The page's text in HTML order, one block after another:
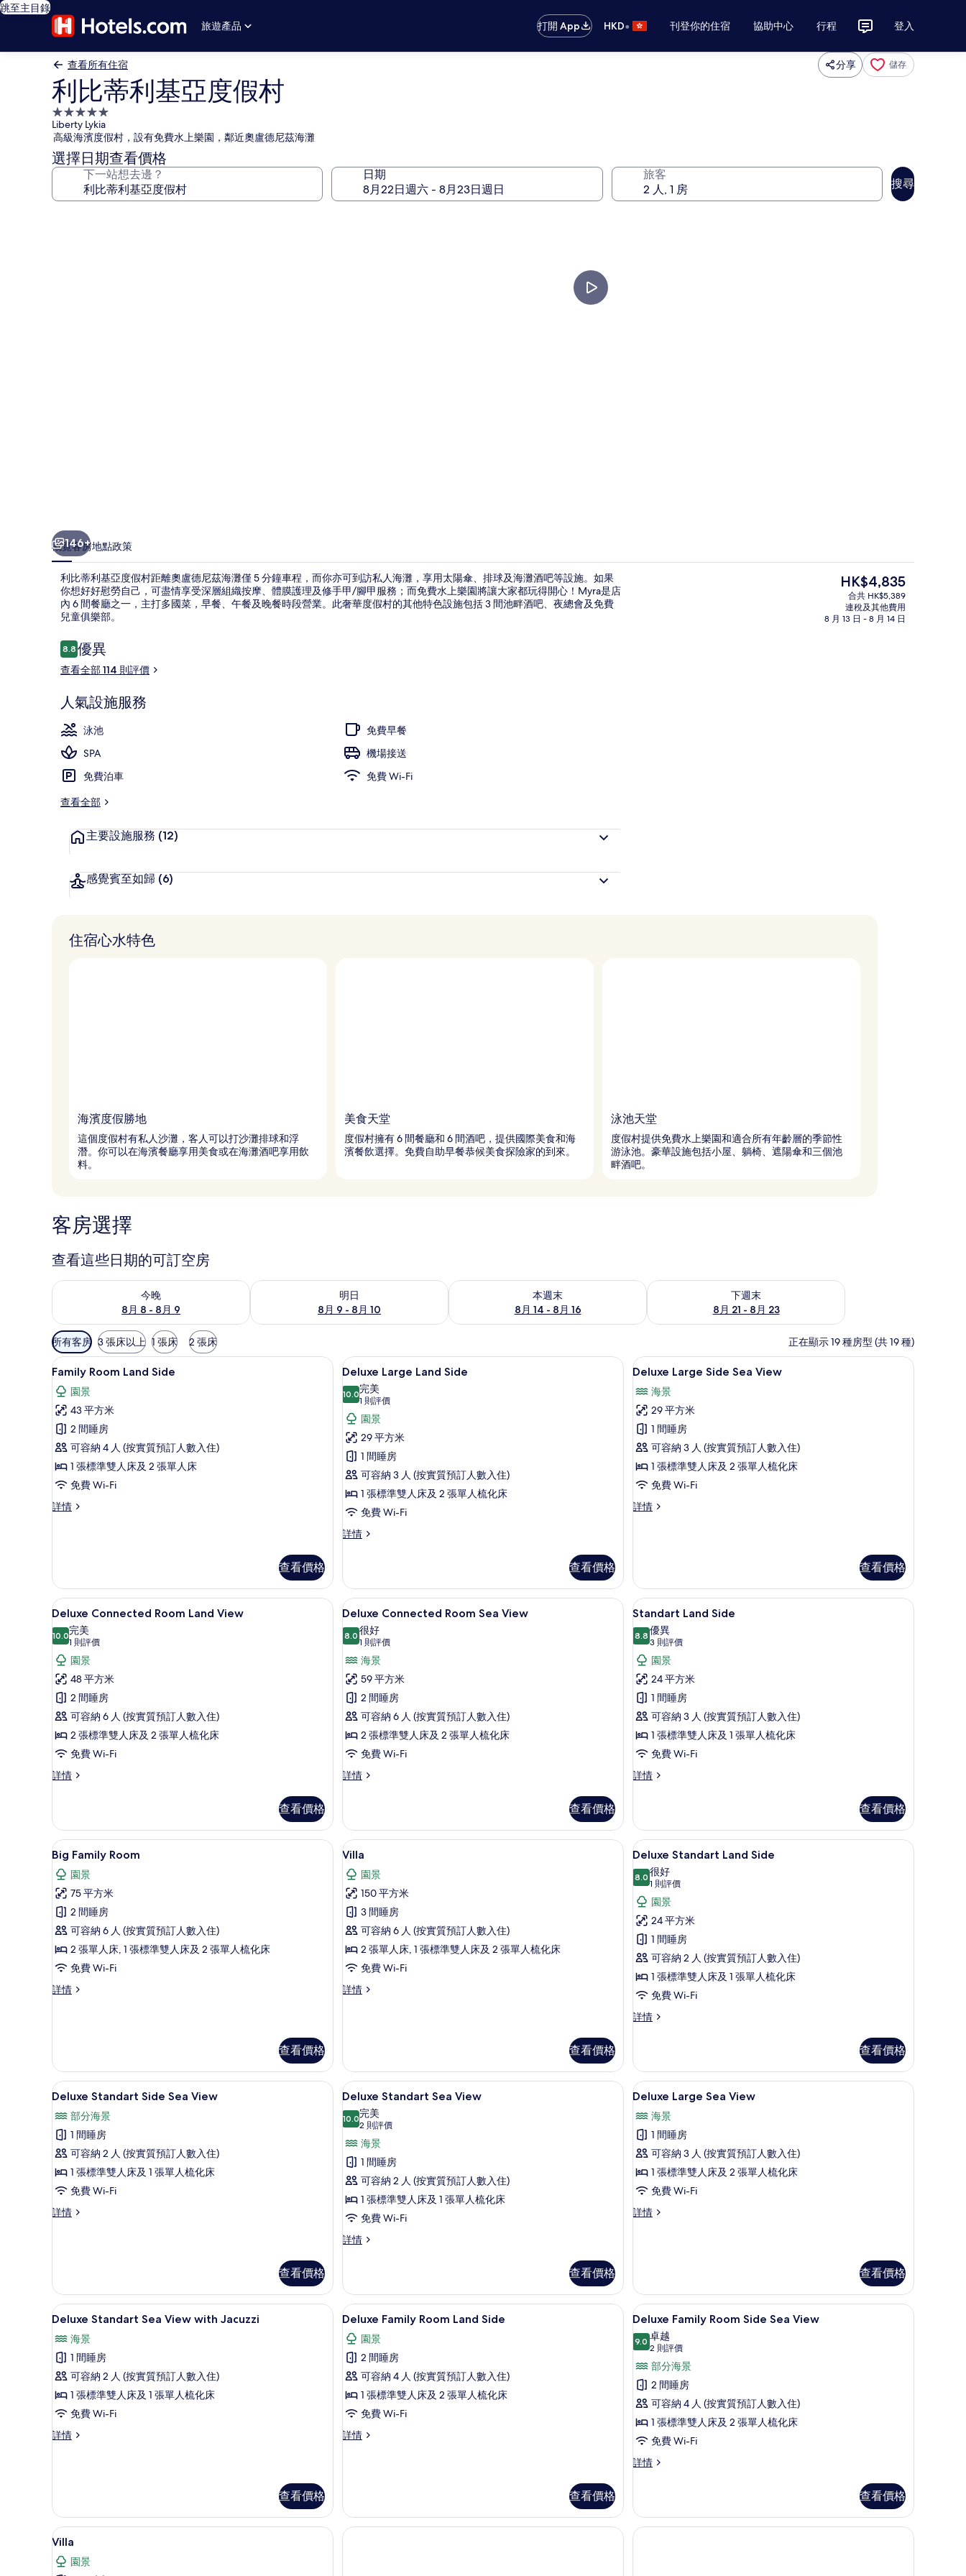
跳至主目錄
旅遊產品
打開 App HKD• 刊登你的住宿 協助中心 行程 登入
查看所有住宿 分享 儲存
利比蒂利基亞度假村
5.0
星
級
住
宿
Liberty Lykia
高級海濱度假村，設有免費水上樂園，鄰近奧盧德尼茲海灘
選擇日期查看價格
下一站想去邊？ 日期 旅客
搜尋
私人海灘、躺椅、太陽傘、沙灘巾
146+
概覽客房地點政策
利比蒂利基亞度假村距離奧盧德尼茲海灘僅 5 分鐘車程，而你亦可到訪私人海灘，享用太陽傘、排球及海灘酒吧等設施。如果
你想好好慰勞自己，可盡情享受深層組織按摩、體膜護理及修手甲/腳甲服務；而免費水上樂園將讓大家都玩得開心！Myra是店
內 6 間餐廳之一，主打多國菜，早餐、午餐及晚餐時段營業。此奢華度假村的其他特色設施包括 3 間池畔酒吧、夜總會及免費
兒童俱樂部。
評
價
8.88.8 分，滿分 10 分，
優異
查看全部 114 則評價
人氣設施服務
泳池
免費早餐
SPA
機場接送
免費泊車
免費 Wi-Fi
查看全部
主要設施服務 (12)
感覺賓至如歸 (6)
現
價
HK$4,835
HK$4,835
合共 HK$5,389
連稅及其他費用
8 月 13 日 - 8 月 14 日
住宿心水特色
海濱度假勝地
這個度假村有私人沙灘，客人可以打沙灘排球和浮
潛。你可以在海濱餐廳享用美食或在海灘酒吧享用飲
料。
美食天堂
度假村擁有 6 間餐廳和 6 間酒吧，提供國際美食和海
濱餐飲選擇。免費自助早餐恭候美食探險家的到來。
泳池天堂
度假村提供免費水上樂園和適合所有年齡層的季節性
游泳池。豪華設施包括小屋、躺椅、遮陽傘和三個池
畔酒吧。
客房選擇
查看這些日期的可訂空房
今晚
8月 8 - 8月 9
查看今晚 8月 8 - 8月 9的可訂空房
明日
8月 9 - 8月 10
查看明日 8月 9 - 8月 10的可訂空房
本週末
8月 14 - 8月 16
查看本週末 8月 14 - 8月 16的可訂空房
下週末
8月 21 - 8月 23
查看下週末 8月 21 - 8月 23的可訂空房
可
用
嘅
客
房
篩
選
條
件
所有客房 3 張床以上 1 張床 2 張床 正在顯示 19 種房型 (共 19 種)
載
入
所
有
Family
Room
Land
Side
的
Family Room Land Side | 高級寢具、迷你吧、房內夾萬、書桌
4
Family Room Land Side
園景
43 平方米
2 間睡房
可容納 4 人 (按實質預訂人數入住)
1 張標準雙人床及 2 張單人床
免費 Wi-Fi
詳情
Family
查看價格
載
入
所
有
Deluxe
Large
Land
Side
的
片
高級寢具、迷你吧、房內夾萬、書桌
5
Deluxe Large Land Side
10.010.0 分，滿分 10 分
完美
1 則評價
(1
則
評
價)
園景
29 平方米
1 間睡房
可容納 3 人 (按實質預訂人數入住)
1 張標準雙人床及 2 張單人梳化床
免費 Wi-Fi
詳情
Deluxe
詳
情
查看價格
載
所
有
Deluxe
Large
Side
Sea
View
高級寢具、迷你吧、房內夾萬、書桌
5
Deluxe Large Side Sea View
海景
29 平方米
1 間睡房
可容納 3 人 (按實質預訂人數入住)
1 張標準雙人床及 2 張單人梳化床
免費 Wi-Fi
詳情
Deluxe
情
查看價格
載
入
所
有
Deluxe
Connected
Room
Land
View
的
相
高級寢具、迷你吧、房內夾萬、書桌
3
Deluxe Connected Room Land View
10.010.0 分，滿分 10 分
完美
1 則評價
(1
則
評
價)
園景
48 平方米
2 間睡房
可容納 6 人 (按實質預訂人數入住)
2 張標準雙人床及 2 張單人梳化床
免費 Wi-Fi
詳情
Deluxe
View
詳
情
查看價格
載
入
所
有
Deluxe
Connected
Room
Sea
View
的
相
高級寢具、迷你吧、房內夾萬、書桌
4
Deluxe Connected Room Sea View
8.08.0 分，滿分 10 分
很好
1 則評價
(1
則
評
價)
海景
59 平方米
2 間睡房
可容納 6 人 (按實質預訂人數入住)
2 張標準雙人床及 2 張單人梳化床
免費 Wi-Fi
詳情
Deluxe
View
詳
情
查看價格
載
入
所
有
Standart
Land
Side
的
相
片
Standart Land Side | 高級寢具、迷你吧、房
3
Standart Land Side
8.88.8 分，滿分 10 分
優異
3 則評價
(3
則
評
價)
園景
24 平方米
1 間睡房
可容納 3 人 (按實質預訂人數入住)
1 張標準雙人床及 1 張單人梳化床
免費 Wi-Fi
詳情
Standart
情
查看價格
載
入
所
有
Big
Family
Room
的
相
Big Family Room | 高級寢具、迷你吧、房內夾萬、書桌
4
Big Family Room
園景
75 平方米
2 間睡房
可容納 6 人 (按實質預訂人數入住)
2 張單人床, 1 張標準雙人床及 2 張單人梳化床
免費 Wi-Fi
詳情
Big
查看價格
載
入
所
有
Villa
的
相
片
Villa | 高級寢具、迷你吧、房內夾萬、書桌
6
Villa
園景
150 平方米
3 間睡房
可容納 6 人 (按實質預訂人數入住)
2 張單人床, 1 張標準雙人床及 2 張單人梳化床
免費 Wi-Fi
詳情
Villa
查看價格
載
入
所
有
Deluxe
Standart
Land
Side
的
片
高級寢具、迷你吧、房內夾萬、書桌
3
Deluxe Standart Land Side
8.08.0 分，滿分 10 分
很好
1 則評價
(1
則
評
價)
園景
24 平方米
1 間睡房
可容納 2 人 (按實質預訂人數入住)
1 張標準雙人床及 1 張單人梳化床
免費 Wi-Fi
詳情
Deluxe
詳
情
查看價格
載
所
有
Deluxe
Standart
Side
Sea
片
高級寢具、迷你吧、房內夾萬、書桌
4
Deluxe Standart Side Sea View
部分海景
1 間睡房
可容納 2 人 (按實質預訂人數入住)
1 張標準雙人床及 1 張單人梳化床
免費 Wi-Fi
詳情
Deluxe
情
查看價格
載
入
所
有
Deluxe
Standart
Sea
View
相
高級寢具、迷你吧、房內夾萬、書桌
4
Deluxe Standart Sea View
10.010.0 分，滿分 10 分
完美
2 則評價
(2
則
評
價)
海景
1 間睡房
可容納 2 人 (按實質預訂人數入住)
1 張標準雙人床及 1 張單人梳化床
免費 Wi-Fi
詳情
Deluxe
詳
情
查看價格
載
所
有
Deluxe
Large
Sea
View
Deluxe Large Sea View | 高級寢具、迷你吧、
4
Deluxe Large Sea View
海景
1 間睡房
可容納 3 人 (按實質預訂人數入住)
1 張標準雙人床及 2 張單人梳化床
免費 Wi-Fi
詳情
Deluxe
查看價格
載
所
有
Deluxe
Standart
Sea
View
相
片
Deluxe Standart Sea View with Jacuzzi | 高級寢具、迷你吧、房內夾萬、書桌
3
Deluxe Standart Sea View with Jacuzzi
海景
1 間睡房
可容納 2 人 (按實質預訂人數入住)
1 張標準雙人床及 1 張單人梳化床
免費 Wi-Fi
詳情
Deluxe
詳
情
查看價格
載
入
所
有
Deluxe
Family
Room
Land
片
高級寢具、迷你吧、房內夾萬、書桌
5
Deluxe Family Room Land Side
園景
2 間睡房
可容納 4 人 (按實質預訂人數入住)
1 張標準雙人床及 2 張單人梳化床
免費 Wi-Fi
詳情
Deluxe
情
查看價格
載
入
所
有
Deluxe
Family
Room
Side
View
相
片
高級寢具、迷你吧、房內夾萬、書桌
5
Deluxe Family Room Side Sea View
9.09.0 分，滿分 10 分
卓越
2 則評價
(2
則
評
價)
部分海景
2 間睡房
可容納 4 人 (按實質預訂人數入住)
1 張標準雙人床及 2 張單人梳化床
免費 Wi-Fi
詳情
Deluxe
Sea
View
詳
查看價格
載
入
所
Villa | 高級寢具、迷你吧、房內夾萬、書桌
5
Villa
園景